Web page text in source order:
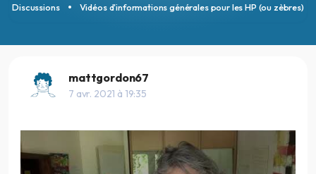
Discussions Vidéos d'informations générales pour les HP (ou zèbres)
mattgordon67
7 avr. 2021 à 19:35